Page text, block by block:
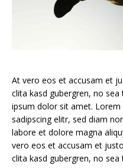
At vero eos et accusam et
clita kasd gubergren, no
ipsum dolor sit amet.
sadipscing elitr, sed diam
labore et dolore magna
vero eos et accusam et
clita kasd gubergren, no